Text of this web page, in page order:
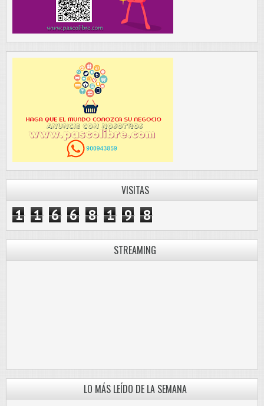
VISITAS
1 1 6 6 8 1 9 8
STREAMING
LO MÁS LEÍDO DE LA SEMANA